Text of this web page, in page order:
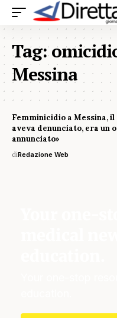
Tag:
Messina
Femminicidio a Messina,
aveva denunciato, era un
annunciato»
diRedazione Web